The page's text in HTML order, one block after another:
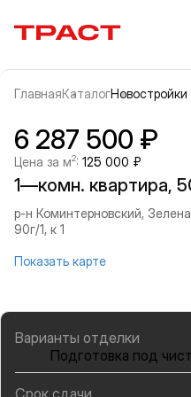
Траст | Служба
ГлавнаяКаталогНовостройки
Информация об
Галерея
6 287 500 ₽
Цена за м2: 125 000 ₽
1—комн. квартира,
р-н Коминтерновский,
90г/1, к 1
Показать карте
Варианты отделки
Подготовка под
Срок сдачи